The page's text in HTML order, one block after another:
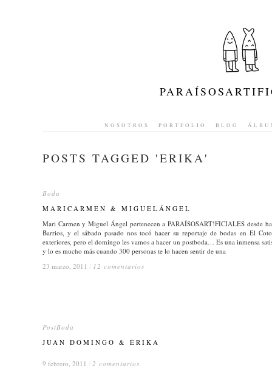
NOSOTROS PORTFOLIO BLOG
POSTS TAGGED 'ERIKA'
Boda
MARICARMEN & MIGUELÁNGEL
Mari Carmen y Miguel Ángel pertenecen a PARAÍSOSART!FICIALES desde
Barrios, y el sábado pasado nos tocó hacer su reportaje de bodas en El
exteriores, pero el domingo les vamos a hacer un postboda… Es una inmensa
y lo es mucho más cuando 300 personas te lo hacen sentir de una
23 marzo, 2011 / 12 comentarios
Boda
MARICARMEN & MIGUELÁNGEL
23 marzo, 2011 / 12 comentarios
PostBoda
JUAN DOMINGO & ÉRIKA
9 febrero, 2011 / 2 comentarios
PostBoda
JUAN DOMINGO & ÉRIKA
9 febrero, 2011 / 2 comentarios